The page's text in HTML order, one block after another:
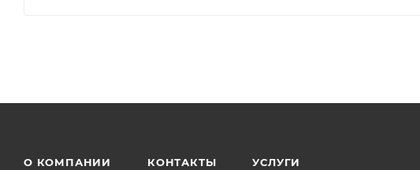
О КОМПАНИИ КОНТАКТЫ УСЛУГИ